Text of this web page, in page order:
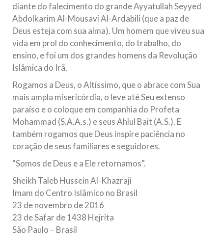
Brasil recebeu em sua sede, em São Paulo, o ex-ministro das
Relações Exteriores da República Islâmica do Irã, Sr. Kamal
Kharrazi, que encontra-se visitando
diante do falecimento do grande Ayyatullah Seyyed
Abdolkarim Al-Mousavi Al-Ardabili (que a paz de
Deus esteja com sua alma). Um homem que viveu sua
vida em prol do conhecimento, do trabalho, do
ensino, e foi um dos grandes homens da Revolução
Islâmica do Irã.
Rogamos a Deus, o Altíssimo, que o abrace com Sua
mais ampla misericórdia, o leve até Seu extenso
paraíso e o coloque em companhia do Profeta
Mohammad (S.A.A.s.) e seus Ahlul Bait (A.S.). E
também rogamos que Deus inspire paciência no
coração de seus familiares e seguidores.
“Somos de Deus e a Ele retornamos”.
Sheikh Taleb Hussein Al-Khazraji
Imam do Centro Islâmico no Brasil
23 de novembro de 2016
23 de Safar de 1438 Hejrita
São Paulo – Brasil